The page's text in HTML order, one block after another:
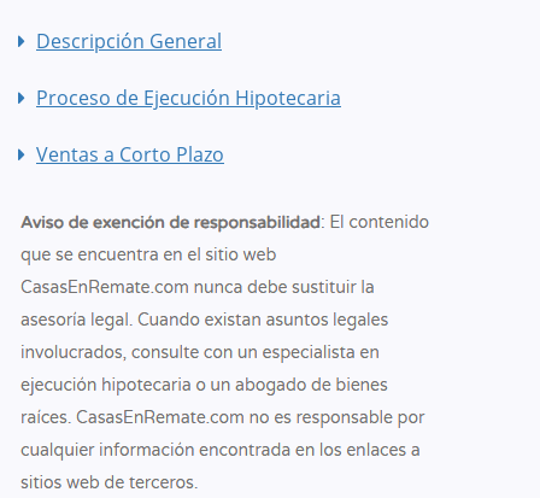
Descripción General
Proceso de Ejecución Hipotecaria
Ventas a Corto Plazo